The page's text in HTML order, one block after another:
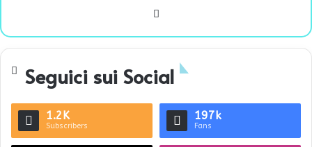
te
Seguici sui Social
1.2K
Subscribers
197k
Fans